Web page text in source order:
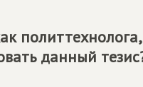
данный